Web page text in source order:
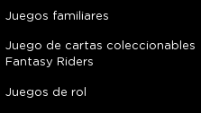
Juegos familiares
Juego de cartas coleccionables
Fantasy Riders
Juegos de rol